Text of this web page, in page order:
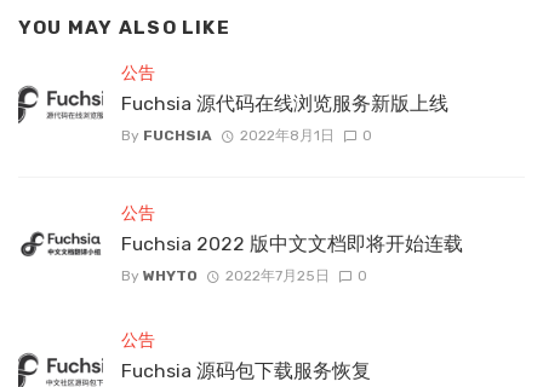
YOU MAY ALSO LIKE
公告
Fuchsia 源代码在线浏览服务新版上线
By FUCHSIA 2022年8月1日 0
公告
Fuchsia 2022 版中文文档即将开始连载
By WHYTO 2022年7月25日 0
公告
Fuchsia 源码包下载服务恢复